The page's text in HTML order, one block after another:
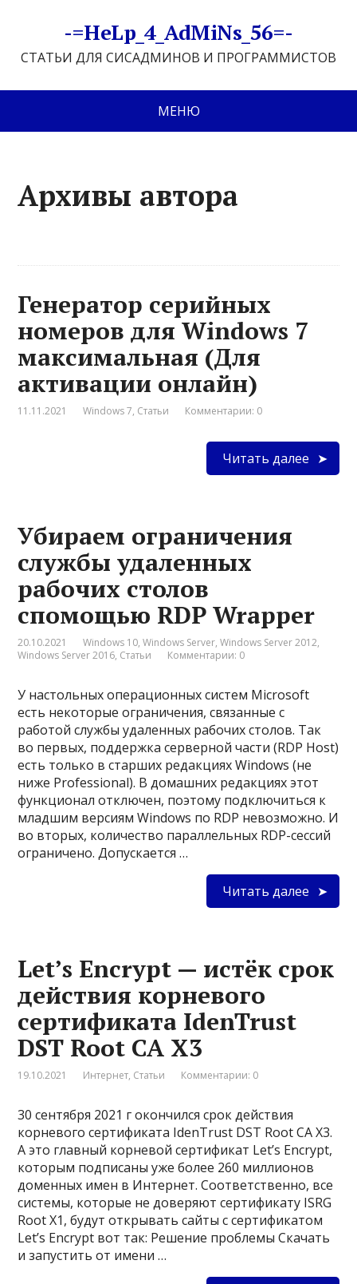
-=HeLp_4_AdMiNs_56=-
СТАТЬИ ДЛЯ СИСАДМИНОВ И ПРОГРАММИСТОВ
МЕНЮ
Архивы автора
Генератор серийных
номеров для Windows 7
максимальная (Для
активации онлайн)
11.11.2021 Windows 7, Статьи Комментарии: 0
Читать далее
Убираем ограничения
службы удаленных
рабочих столов
спомощью RDP Wrapper
20.10.2021 Windows 10,Windows Server,Windows Server 2012,
Windows Server 2016, Статьи Комментарии: 0
У настольных операционных систем Microsoft
есть некоторые ограничения, связанные с
работой службы удаленных рабочих столов. Так
во первых, поддержка серверной части (RDP Host)
есть только в старших редакциях Windows (не
ниже Professional). В домашних редакциях этот
функционал отключен, поэтому подключиться к
младшим версиям Windows по RDP невозможно. И
во вторых, количество параллельных RDP-сессий
ограничено. Допускается …
Читать далее
Let’s Encrypt — истёк срок
действия корневого
сертификата IdenTrust
DST Root CA X3
19.10.2021 Интернет, Статьи Комментарии: 0
30 сентября 2021 г окончился срок действия
корневого сертификата IdenTrust DST Root CA X3.
А это главный корневой сертификат Let’s Encrypt,
которым подписаны уже более 260 миллионов
доменных имен в Интернет. Соответственно, все
системы, которые не доверяют сертификату ISRG
Root X1, будут открывать сайты с сертификатом
Let’s Encrypt вот так: Решение проблемы Скачать
и запустить от имени …